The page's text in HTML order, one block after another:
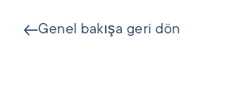
Genel bakışa geri dön